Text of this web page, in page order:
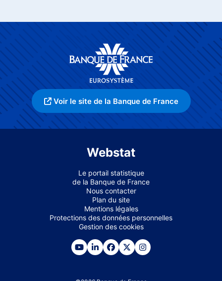
Voir le site de la Banque de France
Webstat
Le portail statistique
de la Banque de France
Nous contacter
Plan du site
Mentions légales
Protections des données personnelles
Gestion des cookies